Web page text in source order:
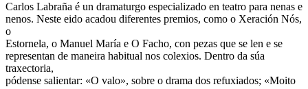
Carlos Labraña é un dramaturgo especializado en teatro para nenas e
nenos. Neste eido acadou diferentes premios, como o Xeración Nós,
o
Estornela, o Manuel María e O Facho, con pezas que se len e se
representan de maneira habitual nos colexios. Dentro da súa
traxectoria,
pódense salientar: «O valo», sobre o drama dos refuxiados; «Moito